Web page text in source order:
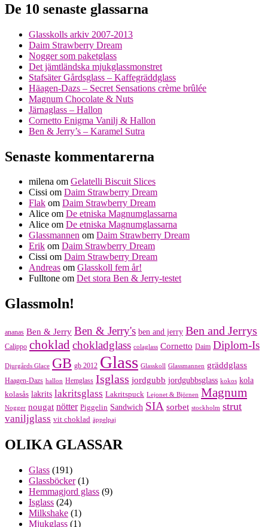
De 10 senaste glassarna
Glasskolls arkiv 2007-2013
Daim Strawberry Dream
Nogger som paketglass
Det jämtländska mjukglassmonstret
Stafsäter Gårdsglass – Kaffegräddglass
Häagen-Dazs – Secret Sensations crème brûlée
Magnum Chocolate & Nuts
Järnaglass – Hallon
Cornetto Enigma Vanilj & Hallon
Ben & Jerry’s – Karamel Sutra
Senaste kommentarerna
milena om Gelatelli Biscuit Slices
Cissi om Daim Strawberry Dream
Flak om Daim Strawberry Dream
Alice om De etniska Magnumglassarna
Alice om De etniska Magnumglassarna
Glassmannen om Daim Strawberry Dream
Erik om Daim Strawberry Dream
Cissi om Daim Strawberry Dream
Andreas om Glasskoll fem år!
Fulltone om Det stora Ben & Jerry-testet
Glassmoln!
ananas Ben & Jerry Ben & Jerry's ben and jerry Ben and Jerrys
Calippo choklad chokladglass colaglass Cornetto Daim Diplom-Is
Djurgårds Glace GB gb 2012 Glass Glasskoll Glassmannen gräddglass
Haagen-Dazs hallon Hemglass Isglass jordgubb jordgubbsglass kokos kola
kolasås lakrits lakritsglass Lakritspuck Lejonet & Björnen Magnum
Nogger nougat nötter Piggelin Sandwich SIA sorbet stockholm strut
vaniljglass vit choklad äppelpaj
OLIKA GLASSAR
Glass (191)
Glassböcker(1)
Hemmagjord glass (9)
Isglass (24)
Milkshake (1)
Mjukglass (1)